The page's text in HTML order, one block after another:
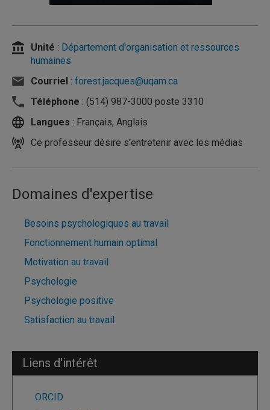
Unité : Département d'organisation et ressources
humaines
Courriel : forest.jacques@uqam.ca
Téléphone : (514) 987-3000 poste 3310
Langues : Français, Anglais
Ce professeur désire s'entretenir avec les médias
Domaines d'expertise
Besoins psychologiques au travail
Fonctionnement humain optimal
Motivation au travail
Psychologie
Psychologie positive
Satisfaction au travail
Liens d'intérêt
ORCID